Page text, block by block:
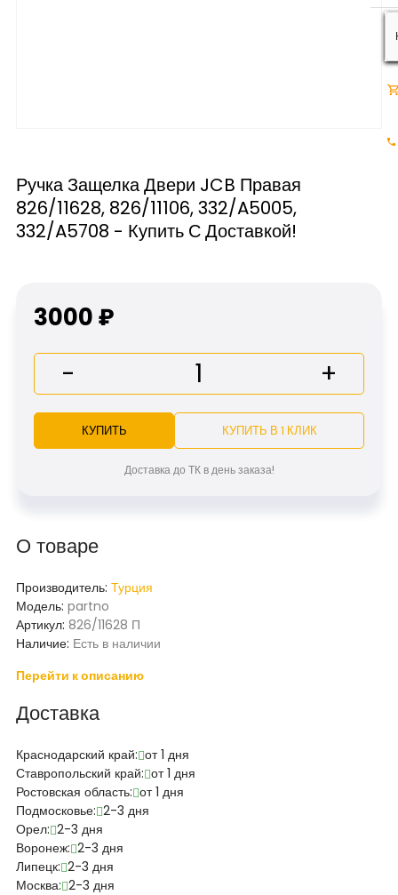
Ручка Защелка Двери JCB Правая
826/11628, 826/11106, 332/A5005,
332/A5708 - Купить С Доставкой!
О товаре
Производитель: Турция
Модель: partno
Артикул: 826/11628 П
Наличие: Есть в наличии
Перейти к описанию
Доставка
Краснодарский край: от 1 дня
Ставропольский край: от 1 дня
Ростовская область: от 1 дня
Подмосковье: 2-3 дня
Орел: 2-3 дня
Воронеж: 2-3 дня
Липецк: 2-3 дня
Москва: 2-3 дня
3000 ₽
- +
КУПИТЬ КУПИТЬ В 1 КЛИК
Доставка до ТК в день заказа!